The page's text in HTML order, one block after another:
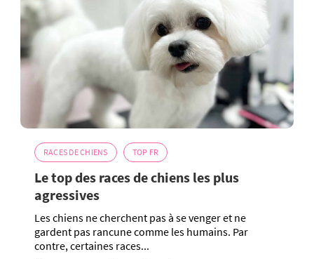
RACES DE CHIENS TOP FR
Le top des races de chiens les plus
agressives
Les chiens ne cherchent pas à se venger et ne
gardent pas rancune comme les humains. Par
contre, certaines races...